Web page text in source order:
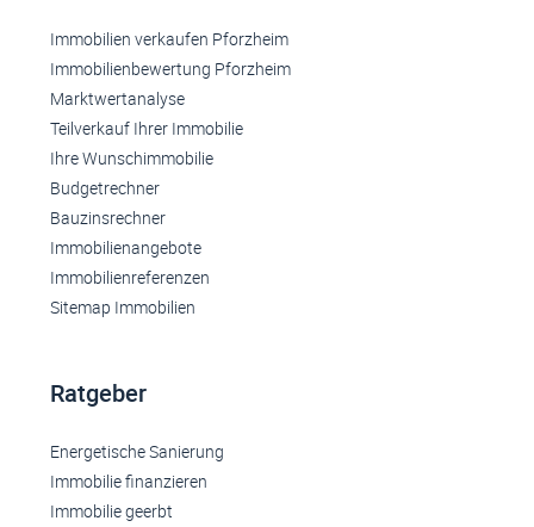
Immobilien verkaufen Pforzheim
Immobilienbewertung Pforzheim
Marktwertanalyse
Teilverkauf Ihrer Immobilie
Ihre Wunschimmobilie
Budgetrechner
Bauzinsrechner
Immobilienangebote
Immobilienreferenzen
Sitemap Immobilien
Ratgeber
Energetische Sanierung
Immobilie finanzieren
Immobilie geerbt